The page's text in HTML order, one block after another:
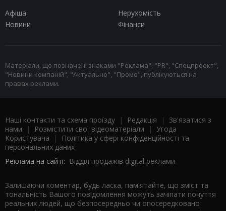
Афіша
Нерухомість
Новини
Фінанси
Матеріали, що позначені знаками "Реклама", "PR", "Спецпроект",
"Новини компаній", "Актуально", "Промо", публікуються на
правах реклами.
Наші контакти та схема проїзду | Редакція | Зв'язатися з
нами | Розмістити свої відеоматеріали | Угода
Користувача |
Політика у сфері конфіденційності та
персональних даних
Реклама на сайті: Відділ продажів digital реклами
Залишаючи коментар, будь ласка, пам'ятайте, що зміст та
тональність Вашого повідомлення можуть зачіпати почуття
реальних людей, що безпосередньо чи опосередковано